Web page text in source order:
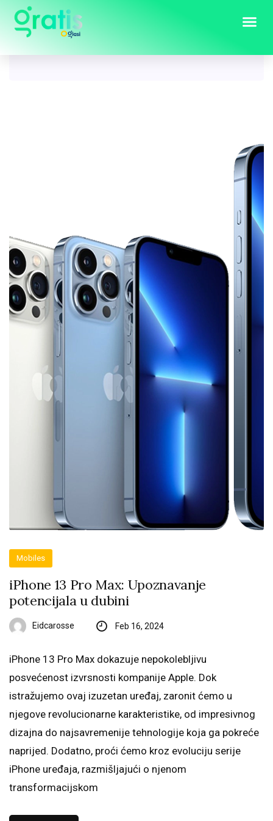
Tag:iPhonea 13 Pro Max
Mobiles
iPhone 13 Pro Max: Upoznavanje
potencijala u dubini
Eidcarosse Feb 16, 2024
iPhone 13 Pro Max dokazuje nepokolebljivu
posvećenost izvrsnosti kompanije Apple. Dok
istražujemo ovaj izuzetan uređaj, zaronit ćemo u
njegove revolucionarne karakteristike, od impresivnog
dizajna do najsavremenije tehnologije koja ga pokreće
naprijed. Dodatno, proći ćemo kroz evoluciju serije
iPhone uređaja, razmišljajući o njenom
transformacijskom